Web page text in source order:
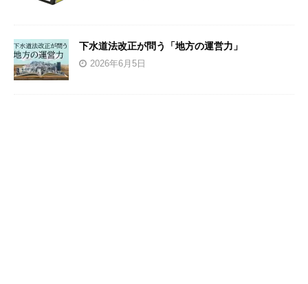
下水道法改正が問う「地方の運営力」
2026年6月5日